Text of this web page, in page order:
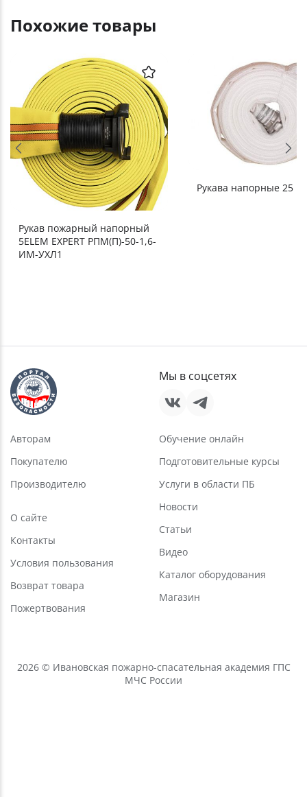
Похожие товары
Рукав пожарный напорный
5ELEM EXPERT РПМ(П)-50-1,6-
ИМ-УХЛ1
Рукава напорные 25
Авторам
Покупателю
Производителю
Обучение онлайн
Подготовительные курсы
Услуги в области ПБ
Новости
Статьи
Видео
Каталог оборудования
Магазин
О сайте
Контакты
Условия пользования
Возврат товара
Пожертвования
Мы в соцсетях
2026 © Ивановская пожарно-спасательная академия ГПС
МЧС России